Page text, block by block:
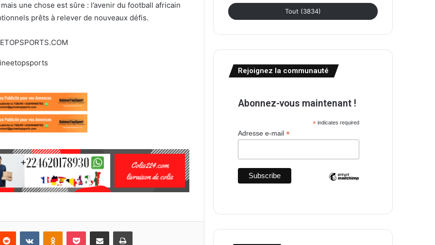
une chose est sûre : l’avenir du football africain
prêts à relever de nouveaux défis.
Tout (3834)
Rejoignez la communauté
Abonnez-vous maintenant !
*indicates required
Adresse e-mail*